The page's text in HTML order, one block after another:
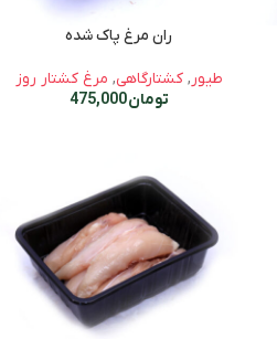
ران مرغ پاک شده
طیور,کشتارگاهی, مرغ کشتار روز
تومان475,000